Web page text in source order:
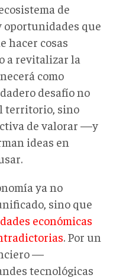
de
oportunidades que
hacer cosas
a revitalizar la
como
desafío no
territorio, sino
de valorar —y
ideas en
ya no
sino que
económicas
. Por un
—
tecnológicas